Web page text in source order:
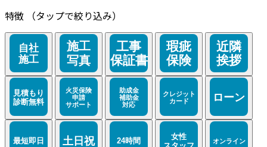
特徴
（タップで絞り込み）